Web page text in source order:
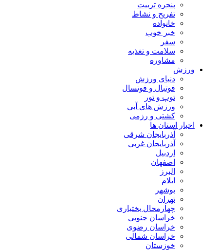
پنجره تربیت
تفریح و نشاط
خانواده
خبر خوب
سفر
سلامت و تغذیه
مشاوره
ورزش
دنیای ورزش
فوتبال و فوتسال
توپ و تور
ورزش های آبی
کشتی و رزمی
اخبار استان ها
آذربایجان شرقی
آذربایجان غربی
اردبیل
اصفهان
البرز
ایلام
بوشهر
تهران
چهارمحال بختیاری
خراسان جنوبی
خراسان رضوی
خراسان شمالی
خوزستان